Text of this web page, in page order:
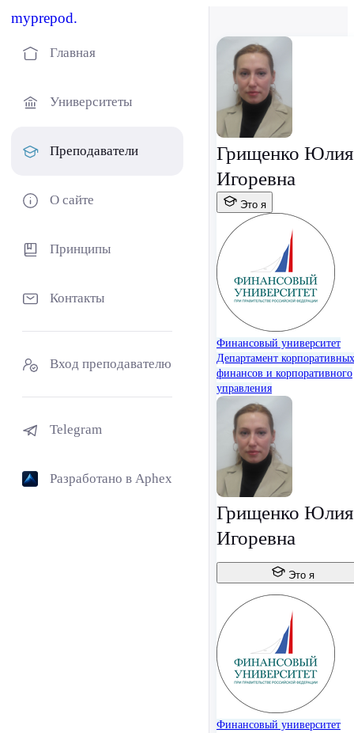
myprepod.
Главная
Университеты
Преподаватели
О сайте
Принципы
Контакты
Вход преподавателю
Telegram
Разработано в Aphex
Грищенко Юлия
Игоревна
Это я
Финансовый университет
Департамент корпоративных
финансов и корпоративного
управления
Грищенко Юлия
Игоревна
Это я
Финансовый университет